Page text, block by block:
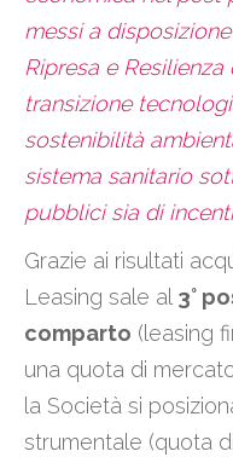
messi a
Ripresa e Resilienza
transizione
sostenibilità
sistema sanitario
pubblici sia di
Grazie ai risultati
Leasing sale al 3°
comparto (leasing
una quota di
la Società si
strumentale (quota